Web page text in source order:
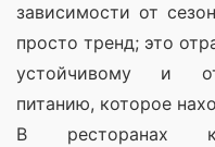
зависимости от
просто тренд; это
устойчивому и
питанию, которое
В ресторанах